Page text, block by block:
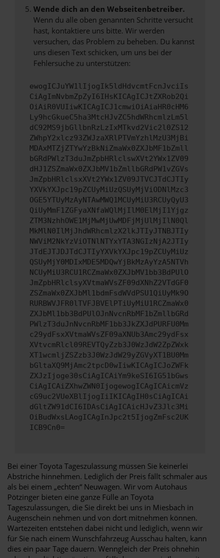
Wende dich an den Webseitenbetreiber.
Wenn du alle oben genannten Schritte versucht
hast, kontaktiere uns bitte. Wir werden
versuchen, das Problem zu beheben. Du kannst
uns diesen Text schicken, um uns bei der
Fehlersuche zu unterstützen:
ewogICJuYW1lIjogIk5ldHdvcmtFcnJvciIs
CiAgImNvbmZpZyI6IHsKICAgICJtZXRob2Qi
OiAiR0VUIiwKICAgICJ1cmwiOiAiaHR0cHM6
Ly9hcGkueC5ha3MtcHJvZC5hdWRhcmlzLm5l
dC92MS9jbGllbnRzLzIxMTkvd2Vic2l0ZS12
ZWhpY2xlcz93ZWJzaXRlPTVmYzhlMzU3MjBi
MDAxMTZjZTYwYzBkNiZmaWx0ZXJbMF1bZmll
bGRdPWlzT3duJmZpbHRlclswXVt2YWx1ZV09
dHJ1ZSZmaWx0ZXJbMV1bZmllbGRdPW1vZGVs
JmZpbHRlclsxXVt2YWx1ZV09JTVCJTdCJTIy
YXVkYXJpc19pZCUyMiUzQSUyMjViODNlMzc3
OGE5YTUyMzAyNTAwMWQ1MCUyMiU3RCUyQyU3
QiUyMmF1ZGFyaXNfaWQlMjIlM0ElMjI1Yjgz
ZTM3NzhhOWE1MjMwMjUwMDFjMjUlMjIlN0Ql
MkMlN0IlMjJhdWRhcmlzX2lkJTIyJTNBJTIy
NWViM2NkYzViOTNlNTYxYTA3NGIzNjA2JTIy
JTdEJTJDJTdCJTIyYXVkYXJpc19pZCUyMiUz
QSUyMjY0MDIxMDE5MDQwYjBkMzAyYzA5NTVh
NCUyMiU3RCU1RCZmaWx0ZXJbMV1bb3BdPUlO
JmZpbHRlclsyXVtmaWVsZF09dXNhZ2VTdGF0
ZSZmaWx0ZXJbMl1bdmFsdWVdPSU1QiUyMk9O
RURBWVJFR0lTVFJBVElPTiUyMiU1RCZmaWx0
ZXJbMl1bb3BdPUlOJnNvcnRbMF1bZmllbGRd
PWlzT3duJnNvcnRbMF1bb3JkZXJdPURFU0Mm
c29ydFsxXVtmaWVsZF09aXNUb3Amc29ydFsx
XVtvcmRlcl09REVTQyZzb3J0WzJdW2ZpZWxk
XT1wcmljZSZzb3J0WzJdW29yZGVyXT1BU0Mm
bGltaXQ9MjAmc2tpcD0wIiwKICAgICJoZWFk
ZXJzIjoge30sCiAgICAiYm9keSI6IG51bGws
CiAgICAiZXhwZWN0IjogewogICAgICAicmVz
cG9uc2VUeXBlIjogIiIKICAgIH0sCiAgICAi
dGltZW91dCI6IDAsCiAgICAicHJvZ3Jlc3Mi
OiBudWxsLAogICAgInJpc2t5IjogZmFsc2UK
ICB9Cn0=
Bei einer Toyota Tageszulassung müssen Sie keinerlei
Abstriche hinnehmen. Lediglich der Preis fällt schmaler aus
als bei einem „echten“ Neuwagen. Wir vom Autohaus
Pötzinger bieten eine ganze Fülle an Toyota
Tageszulassungen, die Sie direkt bei uns in Miesbach in
Augenschein nehmen und von dort mitnehmen können.
Wartezeiten entstehen dabei nicht und lediglich, wenn wir
für Sie nach einem Wunschfahrzeug Ausschau halten, kann
dies ein paar Tage dauern. Wenngleich der Preis ohnehin